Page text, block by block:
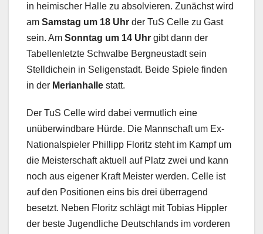
in heimischer Halle zu absolvieren. Zunächst wird
am Samstag um 18 Uhr der TuS Celle zu Gast
sein. Am Sonntag um 14 Uhr gibt dann der
Tabellenletzte Schwalbe Bergneustadt sein
Stelldichein in Seligenstadt. Beide Spiele finden
in der Merianhalle statt.
Der TuS Celle wird dabei vermutlich eine
unüberwindbare Hürde. Die Mannschaft um Ex-
Nationalspieler Phillipp Floritz steht im Kampf um
die Meisterschaft aktuell auf Platz zwei und kann
noch aus eigener Kraft Meister werden. Celle ist
auf den Positionen eins bis drei überragend
besetzt. Neben Floritz schlägt mit Tobias Hippler
der beste Jugendliche Deutschlands im vorderen